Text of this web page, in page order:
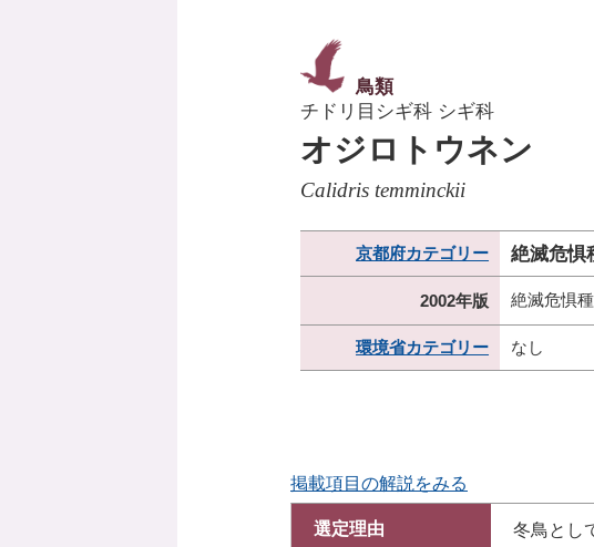
鳥類
チドリ目シギ科 シギ科
オジロトウネン
Calidris temminckii
京都府カテゴリー 絶滅危惧
2002年版 絶滅危惧
環境省カテゴリー なし
掲載項目の解説をみる
選定理由
冬鳥とし